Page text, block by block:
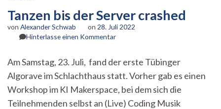
Tanzen bis der Server crashed
von Alexander Schwab on 28. Juli 2022
Hinterlasse einen Kommentarzu
der
Server
crashed
Am Samstag, 23. Juli, fand der erste Tübinger
Algorave im Schlachthaus statt. Vorher gab es einen
Workshop im KI Makerspace, bei dem sich die
Teilnehmenden selbst an (Live) Coding Musik